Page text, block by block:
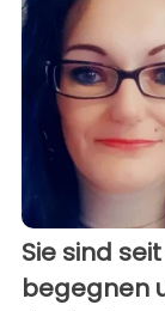
Sie sind
begegnen